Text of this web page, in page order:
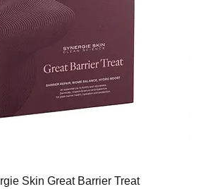
Skin Great Barrier Treat